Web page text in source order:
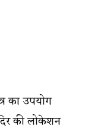
का उपयोग
की लोकेशन